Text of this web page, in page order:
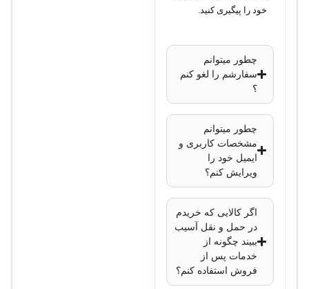
خود را پیگیری کنید.
چطور میتوانم
سفارشم را لغو کنم
؟
چطور میتوانم
مشخصات کاربری و
ایمیل خود را
ویرایش کنم؟
اگر کالایی که خریدم
در حمل و نقل آسیب
ببیند چگونه از
خدمات پس از
فروش استفاده کنم؟